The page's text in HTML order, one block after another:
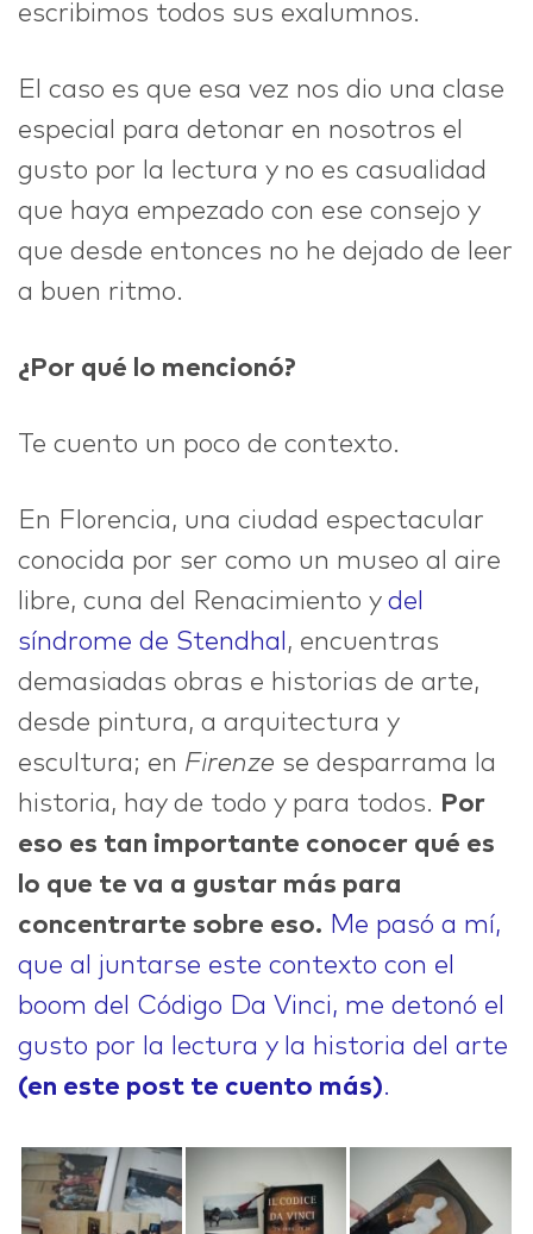
escribimos todos sus exalumnos.
El caso es que esa vez nos dio una clase
especial para detonar en nosotros el
gusto por la lectura y no es casualidad
que haya empezado con ese consejo y
que desde entonces no he dejado de leer
a buen ritmo.
¿Por qué lo mencionó?
Te cuento un poco de contexto.
En Florencia, una ciudad espectacular
conocida por ser como un museo al aire
libre, cuna del Renacimiento y del
síndrome de Stendhal , encuentras
demasiadas obras e historias de arte,
desde pintura, a arquitectura y
escultura; en Firenze se desparrama la
historia, hay de todo y para todos. Por
eso es tan importante conocer qué es
lo que te va a gustar más para
concentrarte sobre eso. Me pasó a mí,
que al juntarse este contexto con el
boom del Código Da Vinci, me detonó el
gusto por la lectura y la historia del arte
(en este post te cuento más).